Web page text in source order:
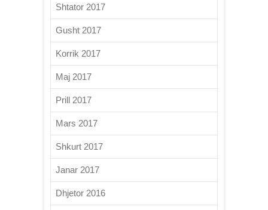
Shtator 2017
Gusht 2017
Korrik 2017
Maj 2017
Prill 2017
Mars 2017
Shkurt 2017
Janar 2017
Dhjetor 2016